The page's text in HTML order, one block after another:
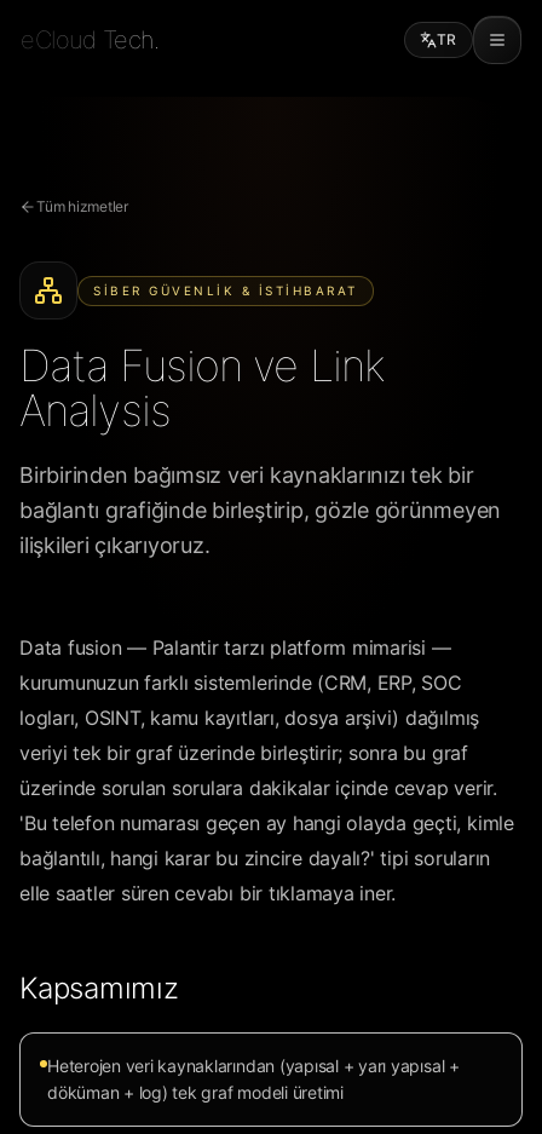
eCloud Tech. TR
Tüm hizmetler
SIBER GÜVENLIK & İSTIHBARAT
Data Fusion ve Link
Analysis
Birbirinden bağımsız veri kaynaklarınızı tek bir
bağlantı grafiğinde birleştirip, gözle görünmeyen
ilişkileri çıkarıyoruz.
Data fusion — Palantir tarzı platform mimarisi —
kurumunuzun farklı sistemlerinde (CRM, ERP, SOC
logları, OSINT, kamu kayıtları, dosya arşivi) dağılmış
veriyi tek bir graf üzerinde birleştirir; sonra bu graf
üzerinde sorulan sorulara dakikalar içinde cevap verir.
'Bu telefon numarası geçen ay hangi olayda geçti, kimle
bağlantılı, hangi karar bu zincire dayalı?' tipi soruların
elle saatler süren cevabı bir tıklamaya iner.
Kapsamımız
Heterojen veri kaynaklarından (yapısal + yarı yapısal +
döküman + log) tek graf modeli üretimi